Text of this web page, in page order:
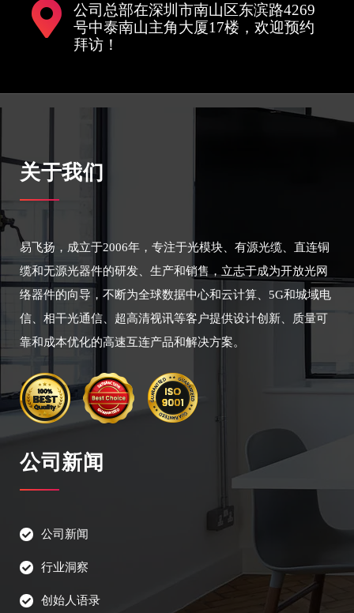
公司总部在深圳市南山区东滨路4269
号中泰南山主角大厦17楼，欢迎预约
拜访！
关于我们
易飞扬，成立于2006年，专注于光模块、有源光缆、直连铜
缆和无源光器件的研发、生产和销售，立志于成为开放光网
络器件的向导，不断为全球数据中心和云计算、5G和城域电
信、相干光通信、超高清视讯等客户提供设计创新、质量可
靠和成本优化的高速互连产品和解决方案。
公司新闻
公司新闻
行业洞察
创始人语录